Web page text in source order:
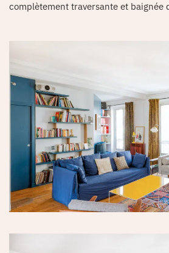
complètement traversante et baignée